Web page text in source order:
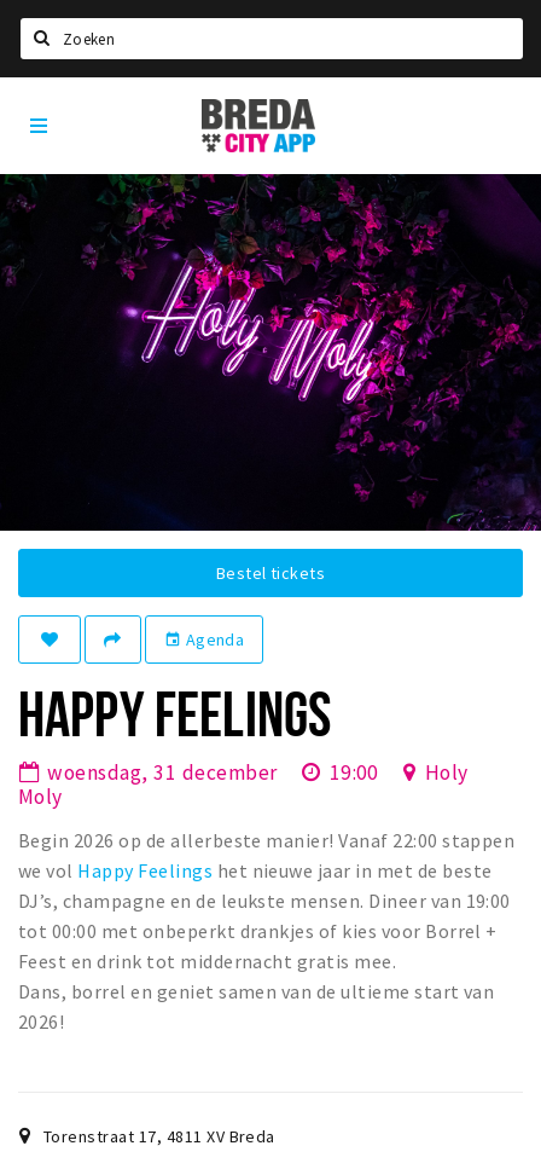
Home
Agenda
Deals
Party pics
Nieuws, interviews & blogs
Winkels
Parkeren
Musea, theaters & podia
Toeristische routes
Natuurgebieden
Baroniepoorten
Sport
Privacy
Inloggen
Breda
City
App
Bestel tickets
event Agenda
HAPPY FEELINGS
woensdag, 31 december 19:00
Holy
Moly
Begin 2026 op de allerbeste manier! Vanaf 22:00 stappen
we vol Happy Feelings het nieuwe jaar in met de beste
DJ’s, champagne en de leukste mensen. Dineer van 19:00
tot 00:00 met onbeperkt drankjes of kies voor Borrel +
Feest en drink tot middernacht gratis mee.
Dans, borrel en geniet samen van de ultieme start van
2026!
Torenstraat 17, 4811 XV Breda